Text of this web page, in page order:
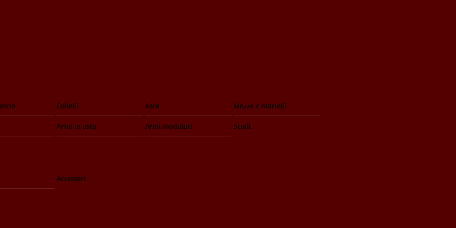
Coltelli Asce Mazze e martelli
Armi in asta Armi modulari Scudi
Accessori